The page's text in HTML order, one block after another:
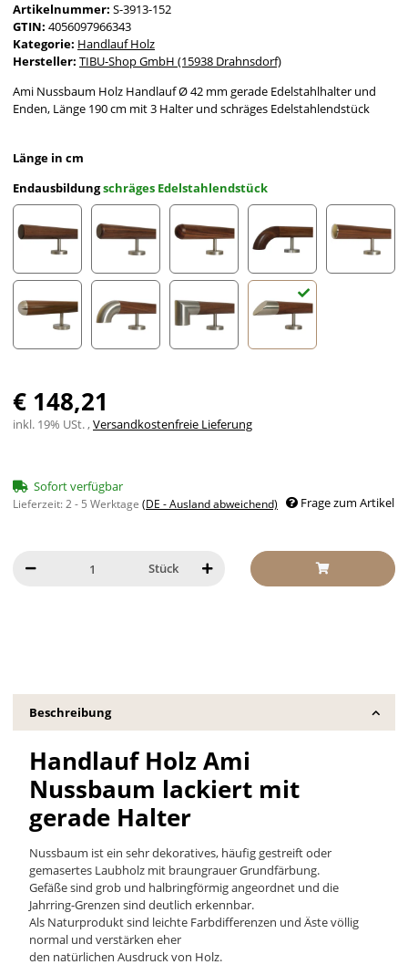
Artikelnummer: S-3913-152
GTIN: 4056097966343
Kategorie: Handlauf Holz
Hersteller: TIBU-Shop GmbH (15938 Drahnsdorf)
Ami Nussbaum Holz Handlauf Ø 42 mm gerade Edelstahlhalter und
Enden, Länge 190 cm mit 3 Halter und schräges Edelstahlendstück
Länge in cm
Endausbildungschräges Edelstahlendstück
gefast Radius gefrästHalbkugel gefrästHolzkrümmling
€ 148,21
inkl. 19% USt. ,Versandkostenfreie Lieferung
Sofort verfügbar
Lieferzeit:2 - 5 Werktage (DE - Ausland abweichend) Frage zum Artikel
Stück
Beschreibung
Handlauf Holz Ami
Nussbaum lackiert mit
gerade Halter
Nussbaum ist ein sehr dekoratives, häufig gestreift oder
gemasertes Laubholz mit braungrauer Grundfärbung.
Gefäße sind grob und halbringförmig angeordnet und die
Jahrring-Grenzen sind deutlich erkennbar.
Als Naturprodukt sind leichte Farbdifferenzen und Äste völlig
normal und verstärken eher
den natürlichen Ausdruck von Holz.